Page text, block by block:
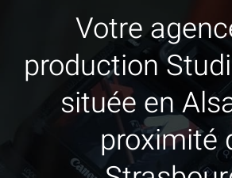
Votre
production
située en
proximité